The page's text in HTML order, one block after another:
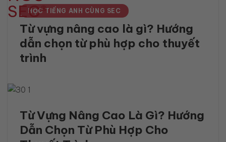
HỌC TIẾNG ANH CÙNG SEC
Từ vựng nâng cao là gì? Hướng
dẫn chọn từ phù hợp cho thuyết
trình
Từ Vựng Nâng Cao Là Gì? Hướng
Dẫn Chọn Từ Phù Hợp Cho